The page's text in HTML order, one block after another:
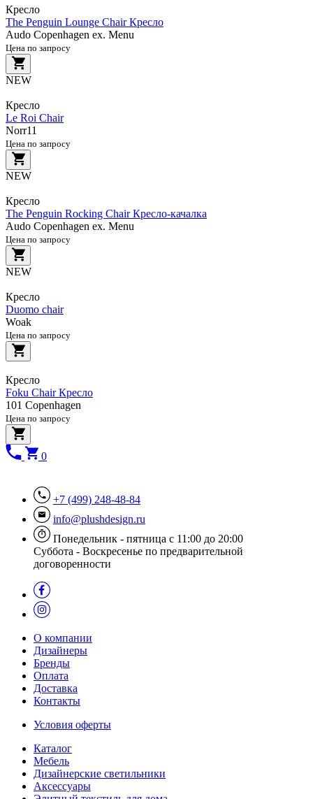
Кресло
The Penguin Lounge Chair Кресло
Audo Copenhagen ex. Menu
Цена по запросу
NEW
Кресло
Le Roi Chair
Norr11
Цена по запросу
NEW
Кресло
The Penguin Rocking Chair Кресло-качалка
Audo Copenhagen ex. Menu
Цена по запросу
NEW
Кресло
Duomo chair
Woak
Цена по запросу
Кресло
Foku Chair Кресло
101 Copenhagen
Цена по запросу
0
+7 (499) 248-48-84
info@plushdesign.ru
Понедельник - пятница с 11:00 до 20:00
Суббота - Воскресенье по предварительной
договоренности
О компании
Дизайнеры
Бренды
Оплата
Доставка
Контакты
Условия оферты
Каталог
Мебель
Дизайнерские светильники
Аксессуары